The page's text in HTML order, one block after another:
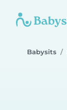
Babysits